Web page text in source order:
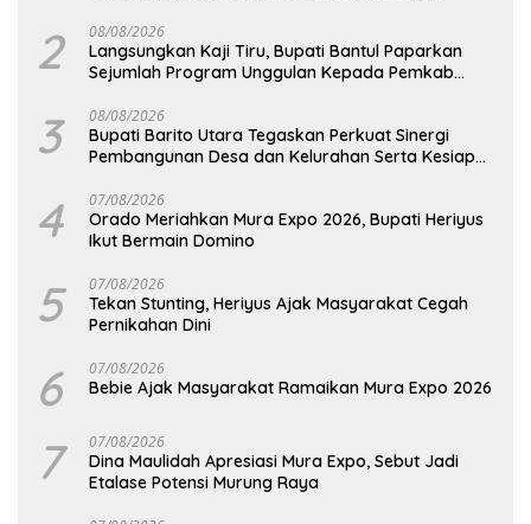
2 08/08/2026
Langsungkan Kaji Tiru, Bupati Bantul Paparkan
Sejumlah Program Unggulan Kepada Pemkab
3 08/08/2026
Bupati Barito Utara Tegaskan Perkuat Sinergi
Pembangunan Desa dan Kelurahan Serta Kesiapan
4 07/08/2026
Orado Meriahkan Mura Expo 2026, Bupati Heriyus
Ikut Bermain Domino
5 07/08/2026
Tekan Stunting, Heriyus Ajak Masyarakat Cegah
Pernikahan Dini
6 07/08/2026
Bebie Ajak Masyarakat Ramaikan Mura Expo 2026
7 07/08/2026
Dina Maulidah Apresiasi Mura Expo, Sebut Jadi
Etalase Potensi Murung Raya